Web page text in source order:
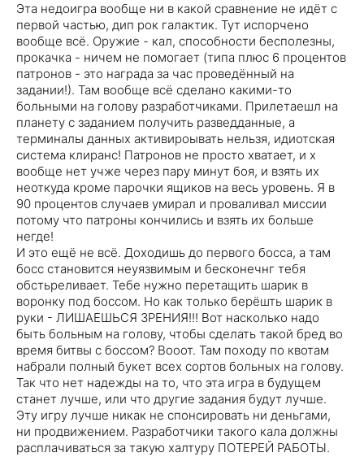
Эта недоигра вообще ни в какой сравнение не идёт с
первой частью, дип рок галактик. Тут испорчено
вообще всё. Оружие - кал, способности бесполезны,
прокачка - ничем не помогает (типа плюс 6 процентов
патронов - это награда за час проведённый на
задании!). Там вообще всё сделано какими-то
больными на голову разработчиками. Прилетаешл на
планету с заданием получить разведданные, а
терминалы данных активироывать нельзя, идиотская
система клиранс! Патронов не просто хватает, и х
вообще нет учже через пару минут боя, и взять их
неоткуда кроме парочки ящиков на весь уровень. Я в
90 процентов случаев умирал и проваливал миссии
потому что патроны кончились и взять их больше
негде!
И это ещё не всё. Доходишь до первого босса, а там
босс становится неуязвимым и бесконечнг тебя
обстьреливает. Тебе нужно перетащить шарик в
воронку под боссом. Но как только берёшть шарик в
руки - ЛИШАЕШЬСЯ ЗРЕНИЯ!!! Вот насколько надо
быть больным на голову, чтобы сделать такой бред во
время битвы с боссом? Вооот. Там походу по квотам
набрали полный букет всех сортов больных на голову.
Так что нет надежды на то, что эта игра в будущем
станет лучше, или что другие задания будут лучше.
Эту игру лучше никак не спонсировать ни деньгами,
ни продвижением. Разработчики такого кала должны
расплачиваться за такую халтуру ПОТЕРЕЙ РАБОТЫ.